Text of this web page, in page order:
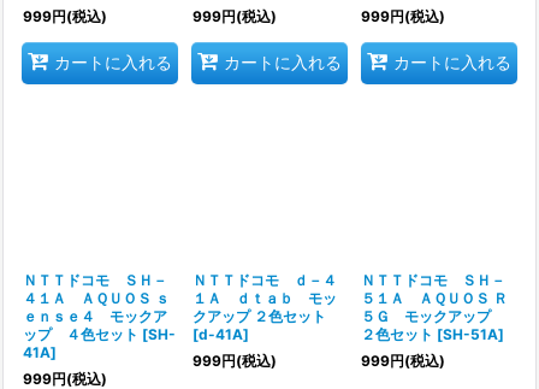
999円(税込)
カートに入れる
999円(税込)
カートに入れる
999円(税込)
カートに入れる
ＮＴＴドコモ ＳＨ－
４１Ａ ＡＱＵＯＳ ｓ
ｅｎｓｅ４ モックア
ップ ４色セット [SH-
41A]
999円(税込)
ＮＴＴドコモ ｄ－４
１Ａ ｄｔａｂ モッ
クアップ ２色セット
[d-41A]
999円(税込)
ＮＴＴドコモ ＳＨ－
５１Ａ ＡＱＵＯＳ Ｒ
５Ｇ モックアップ
２色セット [SH-51A]
999円(税込)